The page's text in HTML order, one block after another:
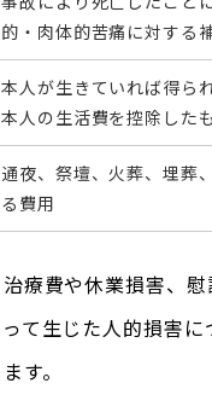
的・肉体的苦痛に対する
本人が生きていれば得ら
本人の生活費を控除した
通夜、祭壇、火葬、埋葬
る費用
療費や休業損害、
て生じた人的損害に
す。